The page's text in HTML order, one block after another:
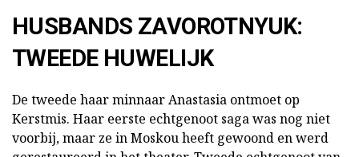
HUSBANDS ZAVOROTNYUK:
TWEEDE HUWELIJK
De tweede haar minnaar Anastasia ontmoet op
Kerstmis. Haar eerste echtgenoot saga was nog niet
voorbij, maar ze in Moskou heeft gewoond en werd